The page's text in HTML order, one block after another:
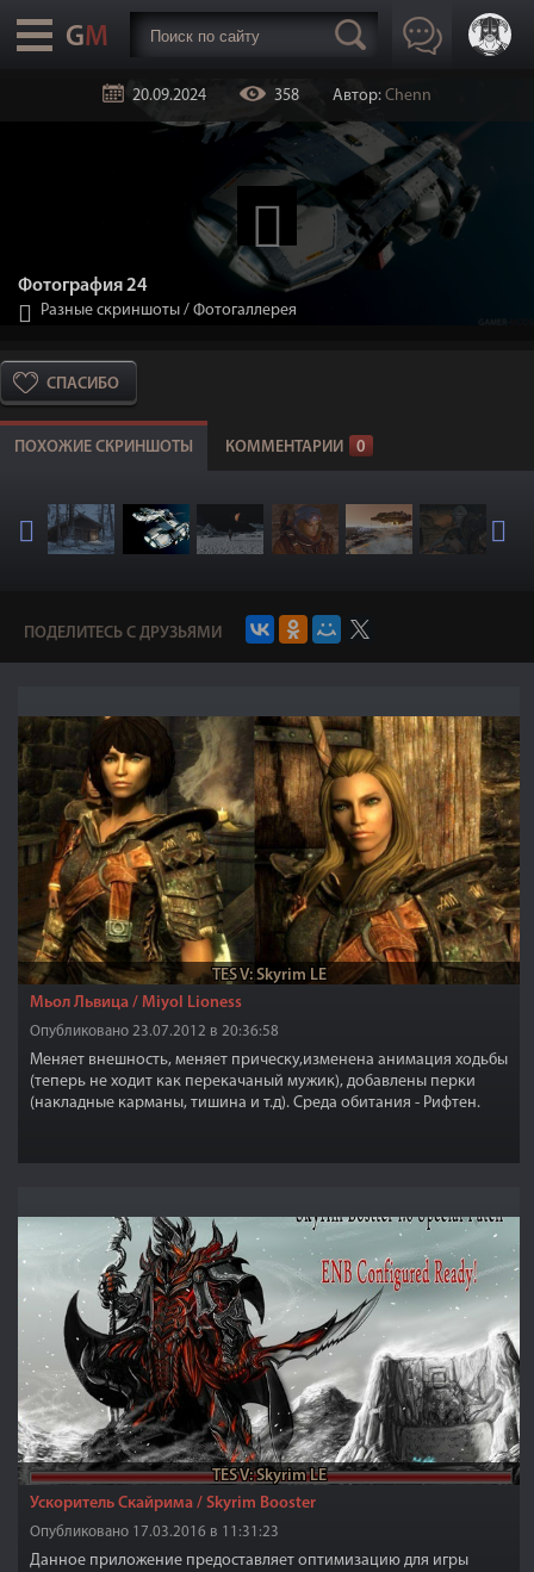
20.09.2024 358 Автор: Chenn
Фотография 24
Разные скриншоты / Фотогаллерея
СПАСИБО
ПОХОЖИЕ СКРИНШОТЫ КОММЕНТАРИИ 0
ПОДЕЛИТЕСЬ С ДРУЗЬЯМИ
TES V: Skyrim LE
Мьол Львица / Мiyol Lioness
Опубликовано 23.07.2012 в 20:36:58
Меняет внешность, меняет прическу,изменена анимация ходьбы
(теперь не ходит как перекачаный мужик), добавлены перки
(накладные карманы, тишина и т.д). Среда обитания - Рифтен.
TES V: Skyrim LE
Ускоритель Скайрима / Skyrim Booster
Опубликовано 17.03.2016 в 11:31:23
Данное приложение предоставляет оптимизацию для игры